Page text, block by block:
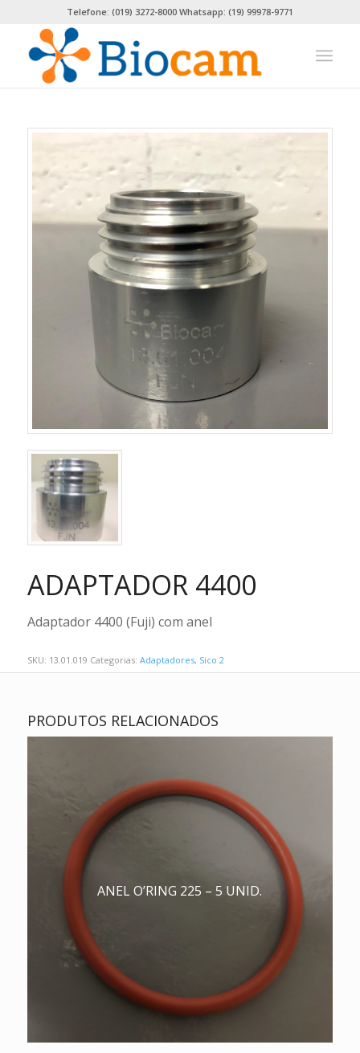
Telefone: (019) 3272-8000 Whatsapp: (19) 99978-9771
ADAPTADOR 4400
Adaptador 4400 (Fuji) com anel
SKU: 13.01.019 Categorias: Adaptadores, Sico 2
PRODUTOS RELACIONADOS
ANEL O’RING 225 – 5 UNID.